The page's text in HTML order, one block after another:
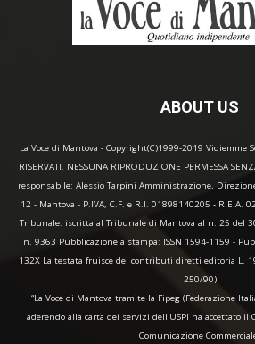
ABOUT US
La Voce di Mantova - Copyright(C)1999-2019 Vidiemme
RISERVATI. NESSUNA RIPRODUZIONE PERMESSA
responsabile: Alessio Tarpini Amministrazione,
12 - Mantova - P.IVA, C.F. e R.I. 01898140205 - R.E.A.
Tribunale: iscritta al Tribunale di Mantova al n. 25 del
n. 9363 Pubblicazione a stampa: ISSN 1594-1159 -
132X La testata fruisce dei contributi diretti editoria L.
250/90)
“La Voce di Mantova tramite la Fipeg (Federazione
aderendo alla carta dei servizi dell'USPI ha accettato il
Comunicazione